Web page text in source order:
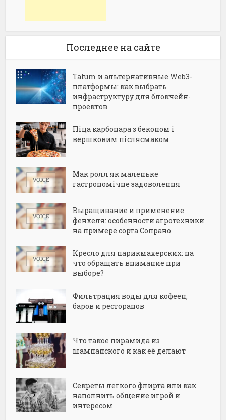
Последнее на сайте
Tatum и альтернативные Web3-
платформы: как выбрать
инфраструктуру для блокчейн-
проектов
Піца карбонара з беконом і
вершковим післясмаком
Мак ролл як маленьке
гастрономічне задоволення
Выращивание и применение
фенхеля: особенности агротехники
на примере сорта Сопрано
Кресло для парикмахерских: на
что обращать внимание при
выборе?
Фильтрация воды для кофеен,
баров и ресторанов
Что такое пирамида из
шампанского и как её делают
Секреты легкого флирта или как
наполнить общение игрой и
интересом